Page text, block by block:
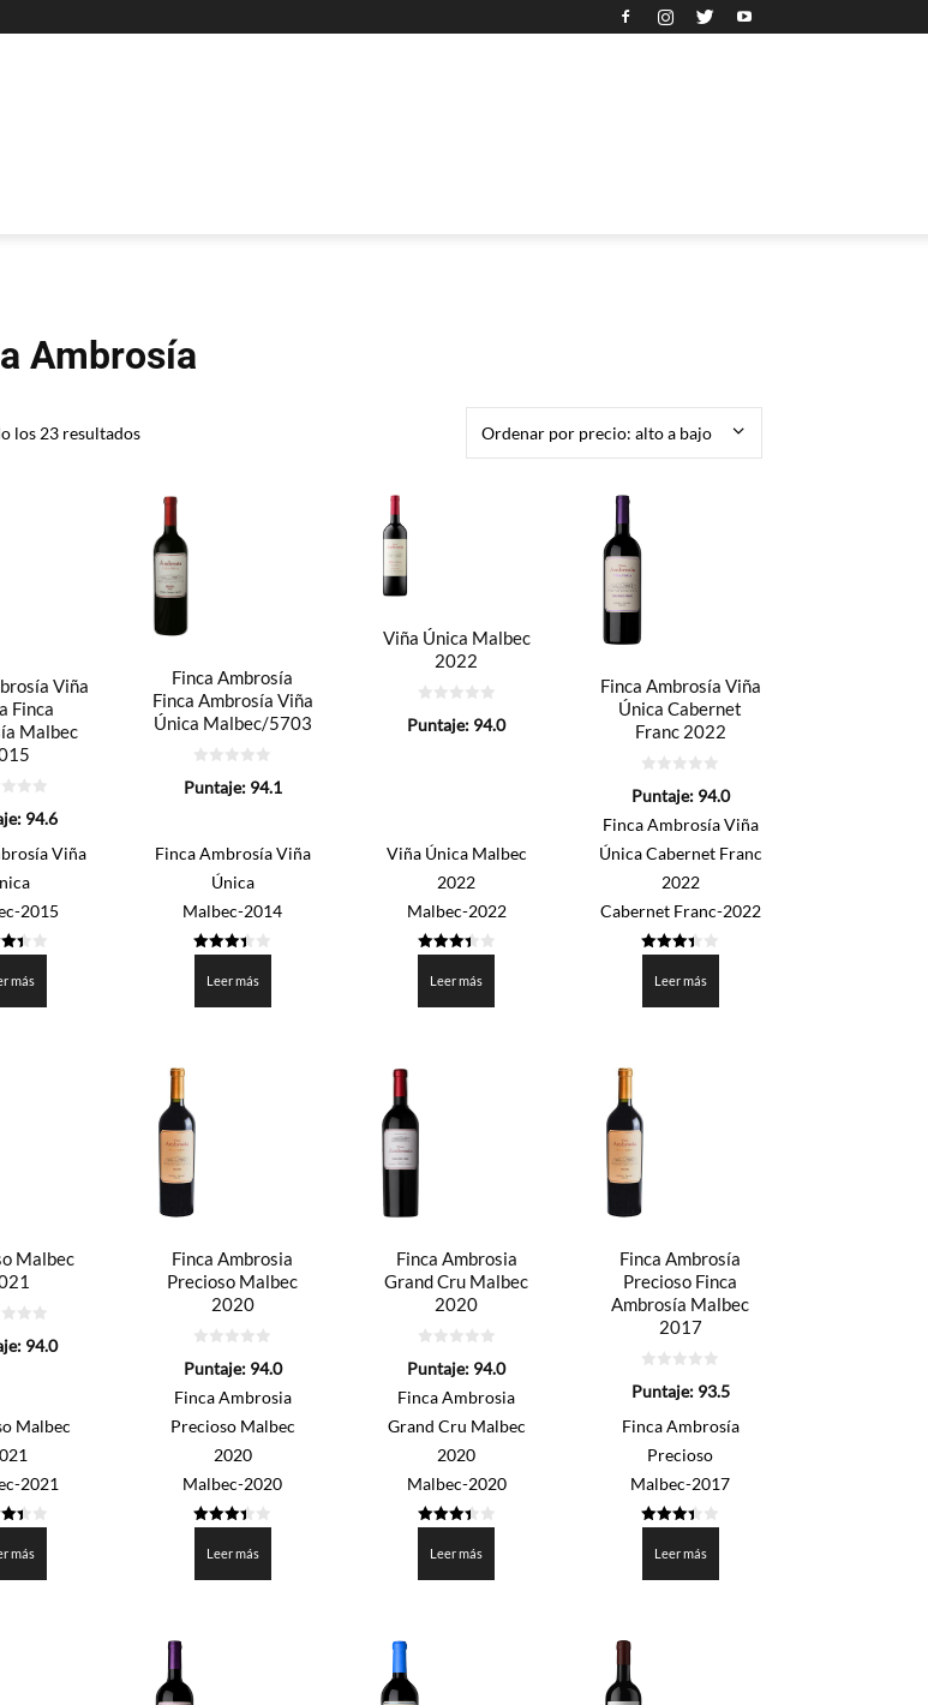
Ambrosía
los 23 resultadosSorted
high
low
Viña
Finca
Malbec
94.6
Viña
2015
más
Finca Ambrosía
Finca Ambrosía Viña
Única Malbec/5703
de
Puntaje: 94.1
Finca Ambrosía Viña
Única
Malbec-2014
de 5
Leer más
Viña Única Malbec
2022
de
Puntaje: 94.0
Viña Única Malbec
2022
Malbec-2022
de 5
Leer más
Finca Ambrosía Viña
Única Cabernet
Franc 2022
de
Puntaje: 94.0
Finca Ambrosía Viña
Única Cabernet Franc
2022
Cabernet Franc-2022
de 5
Leer más
Malbec
94.0
Malbec
2021
más
Finca Ambrosia
Precioso Malbec
2020
de
Puntaje: 94.0
Finca Ambrosia
Precioso Malbec
2020
Malbec-2020
de 5
Leer más
Finca Ambrosia
Grand Cru Malbec
2020
de
Puntaje: 94.0
Finca Ambrosia
Grand Cru Malbec
2020
Malbec-2020
de 5
Leer más
Finca Ambrosía
Precioso Finca
Ambrosía Malbec
2017
de
Puntaje: 93.5
Finca Ambrosía
Precioso
Malbec-2017
de 5
Leer más